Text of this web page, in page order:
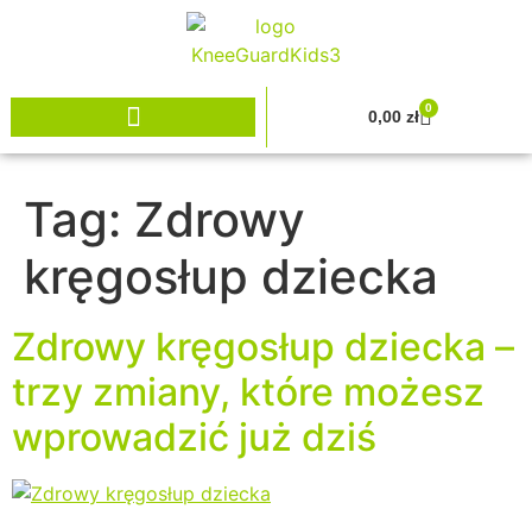
0,00 zł 0
Tag: Zdrowy
kręgosłup dziecka
Zdrowy kręgosłup dziecka –
trzy zmiany, które możesz
wprowadzić już dziś